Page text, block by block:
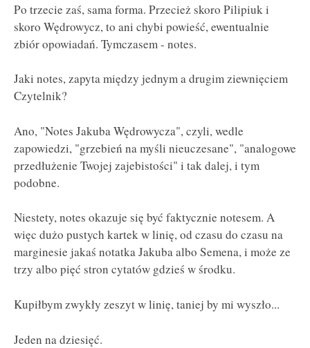
Po trzecie zaś, sama forma. Przecież skoro Pilipiuk i
skoro Wędrowycz, to ani chybi powieść, ewentualnie
zbiór opowiadań. Tymczasem - notes.
Jaki notes, zapyta między jednym a drugim ziewnięciem
Czytelnik?
Ano, "Notes Jakuba Wędrowycza", czyli, wedle
zapowiedzi, "grzebień na myśli nieuczesane", "analogowe
przedłużenie Twojej zajebistości" i tak dalej, i tym
podobne.
Niestety, notes okazuje się być faktycznie notesem. A
więc dużo pustych kartek w linię, od czasu do czasu na
marginesie jakaś notatka Jakuba albo Semena, i może ze
trzy albo pięć stron cytatów gdzieś w środku.
Kupiłbym zwykły zeszyt w linię, taniej by mi wyszło...
Jeden na dziesięć.